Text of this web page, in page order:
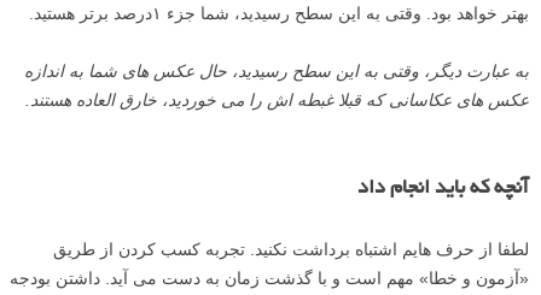
بهتر خواهد بود. وقتی به این سطح رسیدید، شما جزء ۱درصد برتر هستید.
به عبارت دیگر، وقتی به این سطح رسیدید، حال عکس های شما به اندازه
عکس های عکاسانی که قبلا غبطه اش را می خوردید، خارق العاده هستند.
آنچه که باید انجام داد
لطفا از حرف هایم اشتباه برداشت نکنید. تجربه کسب کردن از طریق
«آزمون و خطا» مهم است و با گذشت زمان به دست می آید. داشتن بودجه